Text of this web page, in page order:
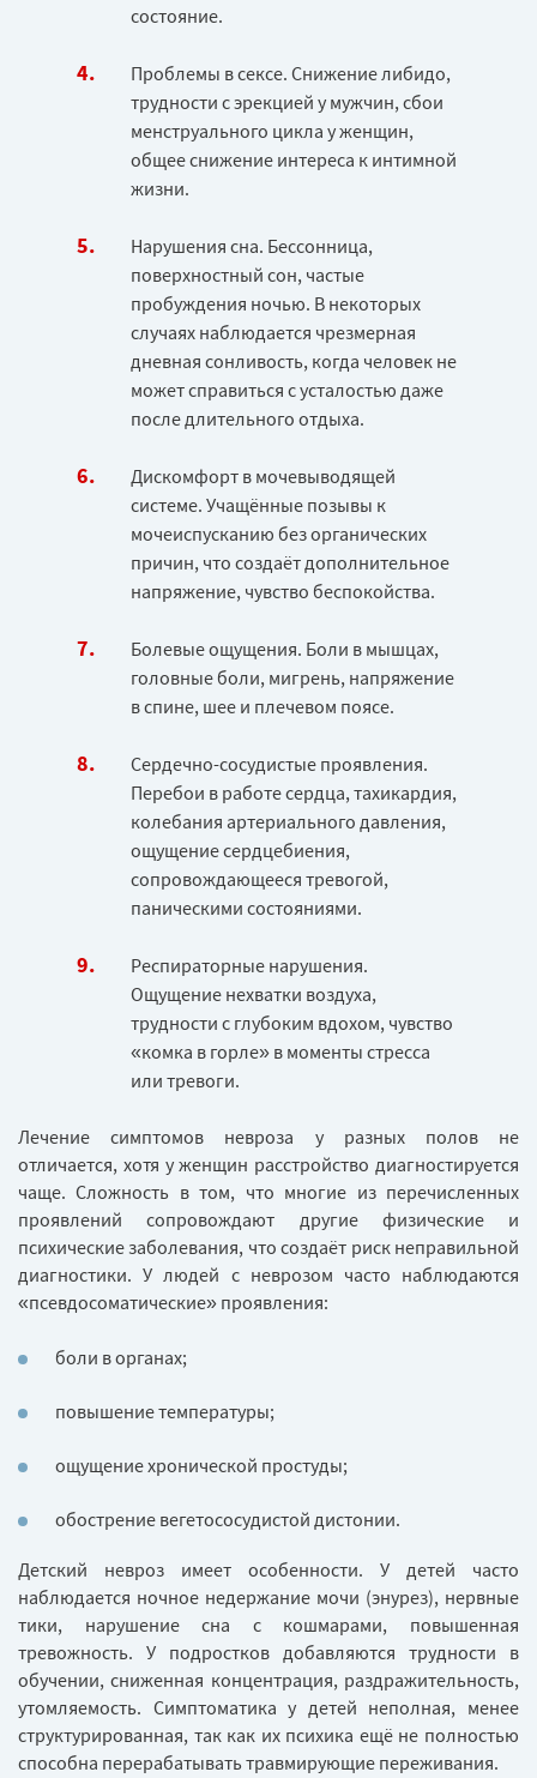
состояние.
Проблемы в сексе. Снижение либидо,
трудности с эрекцией у мужчин, сбои
менструального цикла у женщин,
общее снижение интереса к интимной
жизни.
Нарушения сна. Бессонница,
поверхностный сон, частые
пробуждения ночью. В некоторых
случаях наблюдается чрезмерная
дневная сонливость, когда человек не
может справиться с усталостью даже
после длительного отдыха.
Дискомфорт в мочевыводящей
системе. Учащённые позывы к
мочеиспусканию без органических
причин, что создаёт дополнительное
напряжение, чувство беспокойства.
Болевые ощущения. Боли в мышцах,
головные боли, мигрень, напряжение
в спине, шее и плечевом поясе.
Сердечно-сосудистые проявления.
Перебои в работе сердца, тахикардия,
колебания артериального давления,
ощущение сердцебиения,
сопровождающееся тревогой,
паническими состояниями.
Респираторные нарушения.
Ощущение нехватки воздуха,
трудности с глубоким вдохом, чувство
«комка в горле» в моменты стресса
или тревоги.
Лечение симптомов невроза у разных полов не
отличается, хотя у женщин расстройство диагностируется
чаще. Сложность в том, что многие из перечисленных
проявлений сопровождают другие физические и
психические заболевания, что создаёт риск неправильной
диагностики. У людей с неврозом часто наблюдаются
«псевдосоматические» проявления:
боли в органах;
повышение температуры;
ощущение хронической простуды;
обострение вегетососудистой дистонии.
Детский невроз имеет особенности. У детей часто
наблюдается ночное недержание мочи (энурез), нервные
тики, нарушение сна с кошмарами, повышенная
тревожность. У подростков добавляются трудности в
обучении, сниженная концентрация, раздражительность,
утомляемость. Симптоматика у детей неполная, менее
структурированная, так как их психика ещё не полностью
способна перерабатывать травмирующие переживания.